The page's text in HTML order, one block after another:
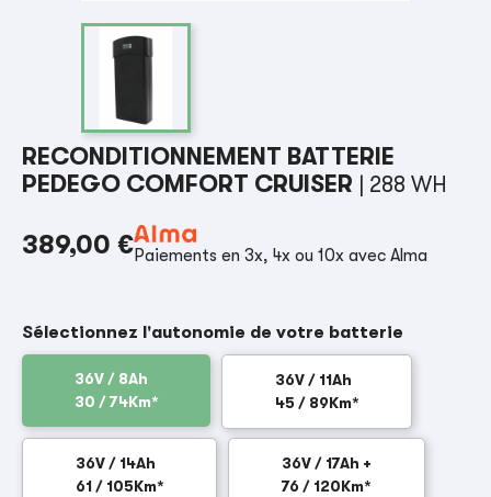
RECONDITIONNEMENT BATTERIE
PEDEGO COMFORT CRUISER
| 288 WH
389,00 €Paiements en 3x, 4x ou 10x avec Alma
Sélectionnez l'autonomie de votre batterie
36V / 8Ah
30 / 74Km*
36V / 11Ah
45 / 89Km*
36V / 14Ah
61 / 105Km*
36V / 17Ah +
76 / 120Km*